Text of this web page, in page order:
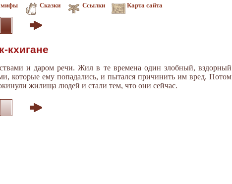
мифы Сказки Ссылки Карта сайта
кхигане
и даром речи. Жил в те времена один злобный, вздорный
которые ему попадались, и пытался причинить им вред. Потом
жилища людей и стали тем, что они сейчас.